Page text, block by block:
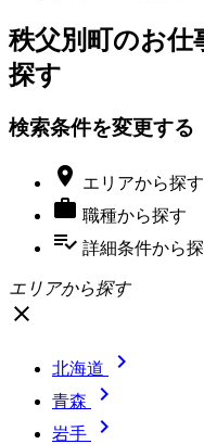
秩父別町のお仕
探す
検索条件を変更する
 エリアから探す
 職種から探す
playlist_add_check 詳細条件から
エリアから探す
close
北海道 
青森 
岩手 